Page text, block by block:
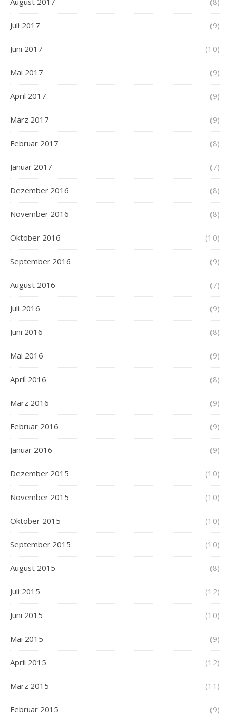
Juli 2017 (9)
Juni 2017 (10)
Mai 2017 (9)
April 2017 (9)
März 2017 (9)
Februar 2017 (8)
Januar 2017 (7)
Dezember 2016 (8)
November 2016 (8)
Oktober 2016 (10)
September 2016 (9)
August 2016 (7)
Juli 2016 (9)
Juni 2016 (8)
Mai 2016 (9)
April 2016 (8)
März 2016 (9)
Februar 2016 (9)
Januar 2016 (9)
Dezember 2015 (10)
November 2015 (10)
Oktober 2015 (10)
September 2015 (10)
August 2015 (8)
Juli 2015 (12)
Juni 2015 (10)
Mai 2015 (9)
April 2015 (12)
März 2015 (11)
Februar 2015 (9)